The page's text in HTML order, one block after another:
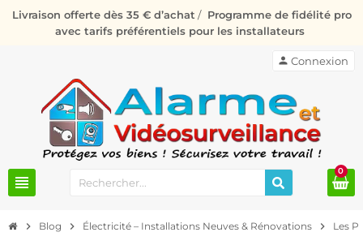
Livraison offerte dès 35 € d’achat / Programme de fidélité pro
avec tarifs préférentiels pour les installateurs
view_headline
person Connexion
0
chevron_right Blog chevron_right Électricité – Installations Neuves & Rénovations chevron_right Les